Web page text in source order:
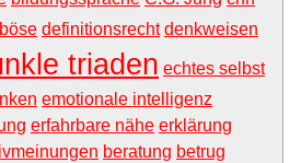
definitionsrecht denkweisen
triaden echtes selbst
emotionale intelligenz
erfahrbare nähe erklärung
beratung betrug